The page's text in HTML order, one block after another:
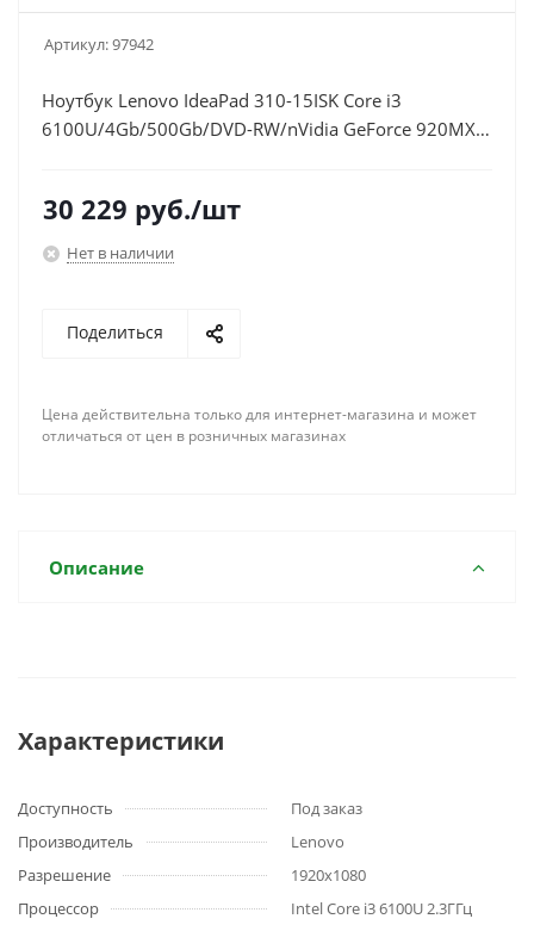
Артикул:97942
Ноутбук Lenovo IdeaPad 310-15ISK Core i3
6100U/4Gb/500Gb/DVD-RW/nVidia GeForce 920MX
30 229 руб./шт
Нет в наличии
Поделиться
Цена действительна только для интернет-магазина и может
отличаться от цен в розничных магазинах
Описание
Характеристики
Доступность
Под заказ
Производитель
Lenovo
Разрешение
1920x1080
Процессор
Intel Core i3 6100U 2.3ГГц